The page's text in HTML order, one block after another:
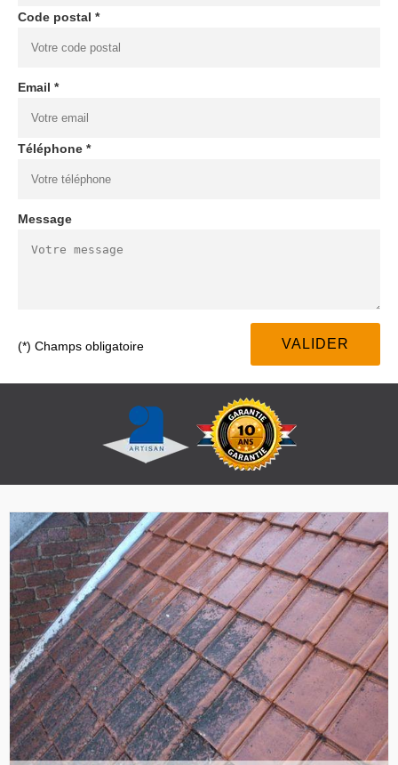
Code postal *
Email *
Téléphone *
Message
(*) Champs obligatoire